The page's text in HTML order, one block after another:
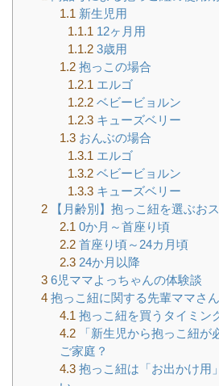
1.1 新生児用
1.1.1 12ヶ月用
1.1.2 3歳用
1.2抱っこの場合
1.2.1 エルゴ
1.2.2 ベビービョルン
1.2.3 キューズベリー
1.3おんぶの場合
1.3.1 エルゴ
1.3.2 ベビービョルン
1.3.3 キューズベリー
2 【月齢別】抱っこ紐を選ぶお
2.1 0か月～首座り頃
2.2首座り頃～24カ月頃
2.324か月以降
3 6児ママよっちゃんの体験談
4 抱っこ紐に関する先輩ママさ
4.1 抱っこ紐を買うタイミン
4.2「新生児から抱っこ紐が
ご家庭？
4.3抱っこ紐は「お出かけ用